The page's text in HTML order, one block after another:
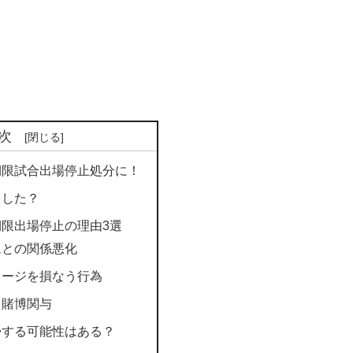
試合出場停止処分に！
た？
出場停止の理由3選
の関係悪化
ジを損なう行為
博関与
る可能性はある？